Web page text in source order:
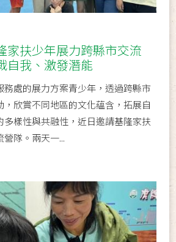
家扶少年展力跨縣市交流
自我、激發潛能
務處的展力方案青少年，透過跨縣市
，欣賞不同地區的文化蘊含，拓展自
多樣性與共融性，近日邀請基隆家扶
隊。兩天一...